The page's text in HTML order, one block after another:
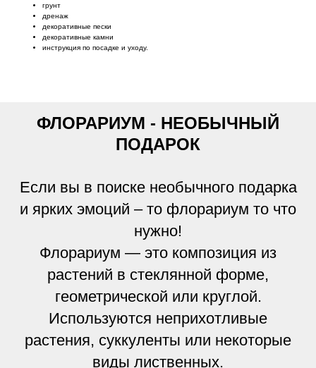
грунт
дренаж
декоративные пески
декоративные камни
инструкция по посадке и уходу.
ФЛОРАРИУМ - НЕОБЫЧНЫЙ
ПОДАРОК
Если вы в поиске необычного подарка
и ярких эмоций – то флорариум то что
нужно!
Флорариум — это композиция из
растений в стеклянной форме,
геометрической или круглой.
Используются неприхотливые
растения, суккуленты или некоторые
виды лиственных.